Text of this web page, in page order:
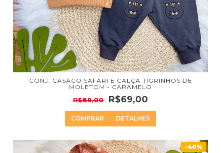
CONJ. CASACO SAFARI E CALÇA TIGRINHOS DE
MOLETOM - CARAMELO
R$89,00 R$69,00
COMPRAR DETALHES
-40%